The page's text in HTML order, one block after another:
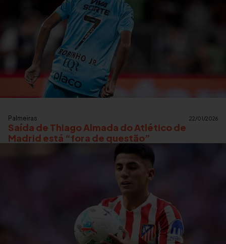
Palmeiras 22/01/2026
Saída de Thiago Almada do Atlético de
Madrid está “fora de questão”